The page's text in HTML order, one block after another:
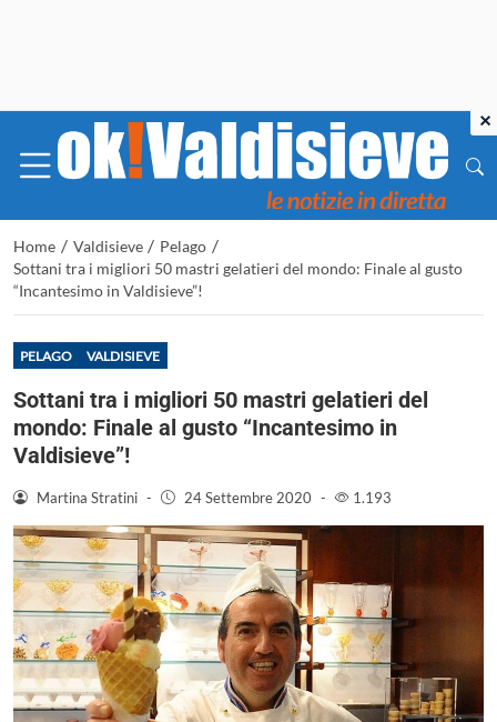
Home / Valdisieve / Pelago /
Sottani tra i migliori 50 mastri gelatieri del mondo: Finale al gusto
“Incantesimo in Valdisieve”!
PELAGO VALDISIEVE
Sottani tra i migliori 50 mastri gelatieri del
mondo: Finale al gusto “Incantesimo in
Valdisieve”!
Martina Stratini - 24 Settembre 2020 - 1.193
×